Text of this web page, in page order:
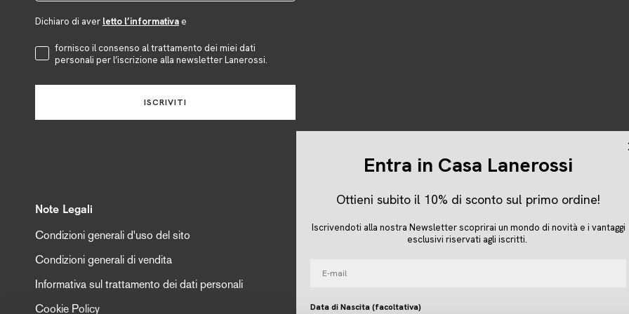
Dichiaro di aver letto l’informativa e
Accettazione Privacy
fornisco il consenso al trattamento dei miei dati
personali per l’iscrizione alla newsletter Lanerossi.
ISCRIVITI
Note Legali
Condizioni generali d'uso del sito
Condizioni generali di vendita
Informativa sul trattamento dei dati personali
Cookie Policy
Lanerossi è un brand di Marzotto Lab Srl
Partner Negozio Online: Evologi s.r.l.
Entra in Casa Lanerossi
Ottieni subito il 10% di sconto sul primo ordine!
Iscrivendoti alla nostra Newsletter scoprirai un mondo di novità e i vantaggi
esclusivi riservati agli iscritti.
Data di Nascita (facoltativa)